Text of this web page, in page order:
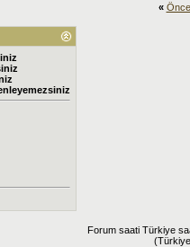
«
Forum saati Türkiye